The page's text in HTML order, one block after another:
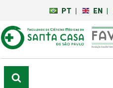
PT EN